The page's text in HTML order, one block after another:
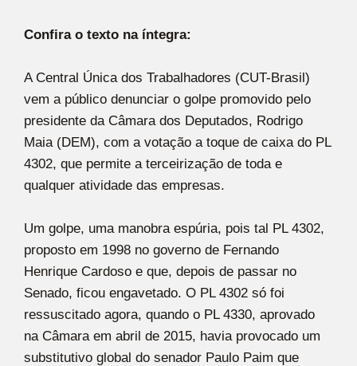
Confira o texto na íntegra:
A Central Única dos Trabalhadores (CUT-Brasil)
vem a público denunciar o golpe promovido pelo
presidente da Câmara dos Deputados, Rodrigo
Maia (DEM), com a votação a toque de caixa do PL
4302, que permite a terceirização de toda e
qualquer atividade das empresas.
Um golpe, uma manobra espúria, pois tal PL 4302,
proposto em 1998 no governo de Fernando
Henrique Cardoso e que, depois de passar no
Senado, ficou engavetado. O PL 4302 só foi
ressuscitado agora, quando o PL 4330, aprovado
na Câmara em abril de 2015, havia provocado um
substitutivo global do senador Paulo Paim que